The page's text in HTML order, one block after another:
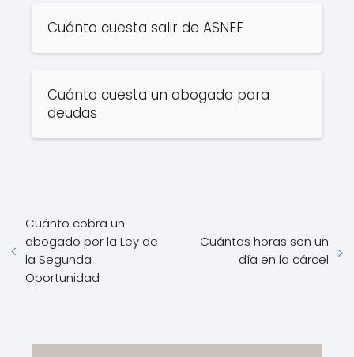
Cuánto cuesta salir de ASNEF
Cuánto cuesta un abogado para
deudas
Cuánto cobra un
abogado por la Ley de
la Segunda
Oportunidad
Cuántas horas son un
día en la cárcel